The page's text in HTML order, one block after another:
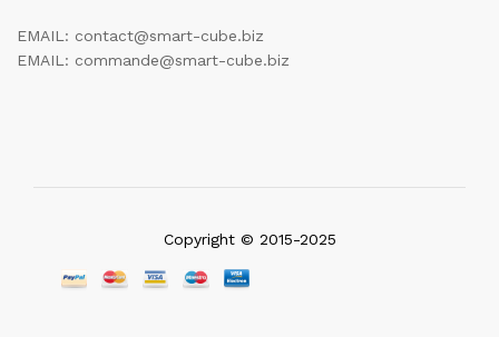
EMAIL: contact@smart-cube.biz
EMAIL: commande@smart-cube.biz
Copyright © 2015-2025